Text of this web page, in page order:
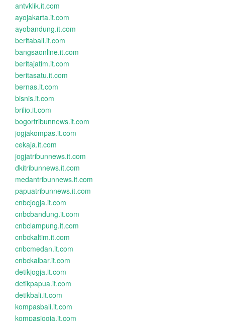
antvklik.it.com
ayojakarta.it.com
ayobandung.it.com
beritabali.it.com
bangsaonline.it.com
beritajatim.it.com
beritasatu.it.com
bernas.it.com
bisnis.it.com
brilio.it.com
bogortribunnews.it.com
jogjakompas.it.com
cekaja.it.com
jogjatribunnews.it.com
dkitribunnews.it.com
medantribunnews.it.com
papuatribunnews.it.com
cnbcjogja.it.com
cnbcbandung.it.com
cnbclampung.it.com
cnbckaltim.it.com
cnbcmedan.it.com
cnbckalbar.it.com
detikjogja.it.com
detikpapua.it.com
detikbali.it.com
kompasbali.it.com
kompasjogja.it.com